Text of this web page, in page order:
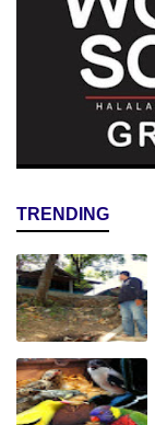
TRENDING